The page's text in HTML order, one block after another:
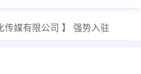
传媒有限公司 】 强势入驻